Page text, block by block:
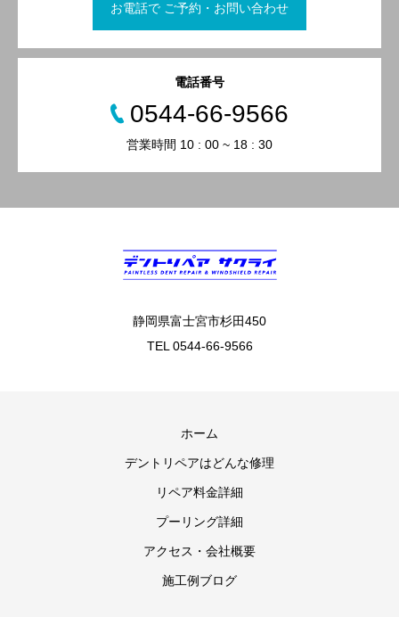
お電話で ご予約・お問い合わせ
電話番号
0544-66-9566
営業時間 10 : 00 ~ 18 : 30
静岡県富士宮市杉田450
TEL 0544-66-9566
ホーム
デントリペアはどんな修理
リペア料金詳細
プーリング詳細
アクセス・会社概要
施工例ブログ